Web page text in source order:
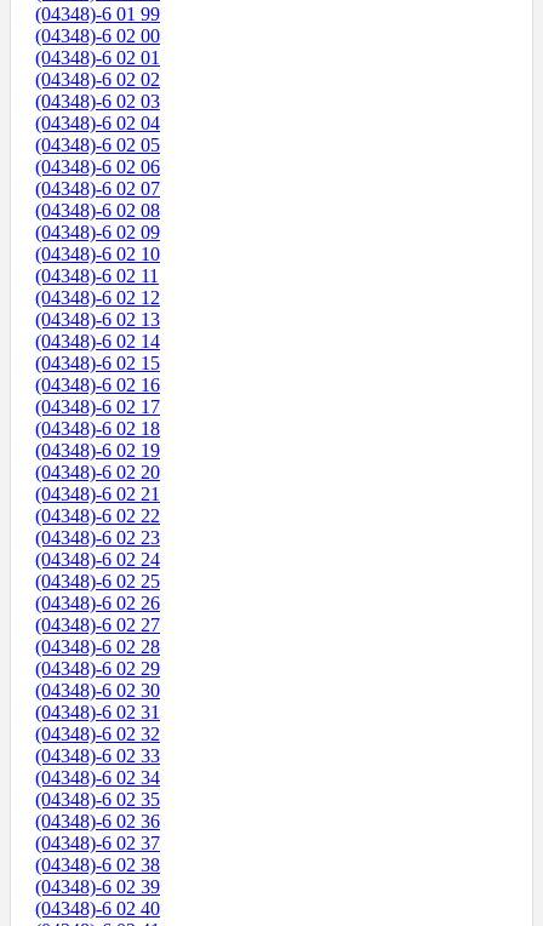
(04348)-6 01 99
(04348)-6 02 00
(04348)-6 02 01
(04348)-6 02 02
(04348)-6 02 03
(04348)-6 02 04
(04348)-6 02 05
(04348)-6 02 06
(04348)-6 02 07
(04348)-6 02 08
(04348)-6 02 09
(04348)-6 02 10
(04348)-6 02 11
(04348)-6 02 12
(04348)-6 02 13
(04348)-6 02 14
(04348)-6 02 15
(04348)-6 02 16
(04348)-6 02 17
(04348)-6 02 18
(04348)-6 02 19
(04348)-6 02 20
(04348)-6 02 21
(04348)-6 02 22
(04348)-6 02 23
(04348)-6 02 24
(04348)-6 02 25
(04348)-6 02 26
(04348)-6 02 27
(04348)-6 02 28
(04348)-6 02 29
(04348)-6 02 30
(04348)-6 02 31
(04348)-6 02 32
(04348)-6 02 33
(04348)-6 02 34
(04348)-6 02 35
(04348)-6 02 36
(04348)-6 02 37
(04348)-6 02 38
(04348)-6 02 39
(04348)-6 02 40